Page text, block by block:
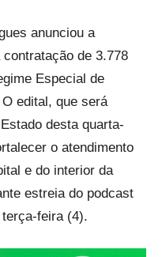
anunciou a
de 3.778
Especial de
edital, que será
desta quarta-
o atendimento
e do interior da
estreia do podcast
feira (4).